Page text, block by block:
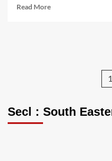
Read MoreRead
का
1
Secl : South